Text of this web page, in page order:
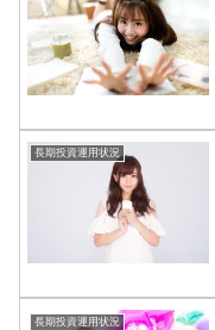
長期投資運用状況
長期投資運用状況